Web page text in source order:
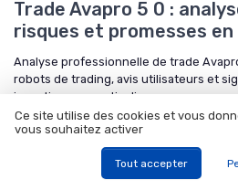
Trade Avapro 5 0 :
risques et promesses
Analyse professionnelle de trade
robots de trading, avis utilisateurs et
investisseurs particuliers.
par Xin Li
Ce site utilise des cookies et vous
vous souhaitez activer
Tout accepter